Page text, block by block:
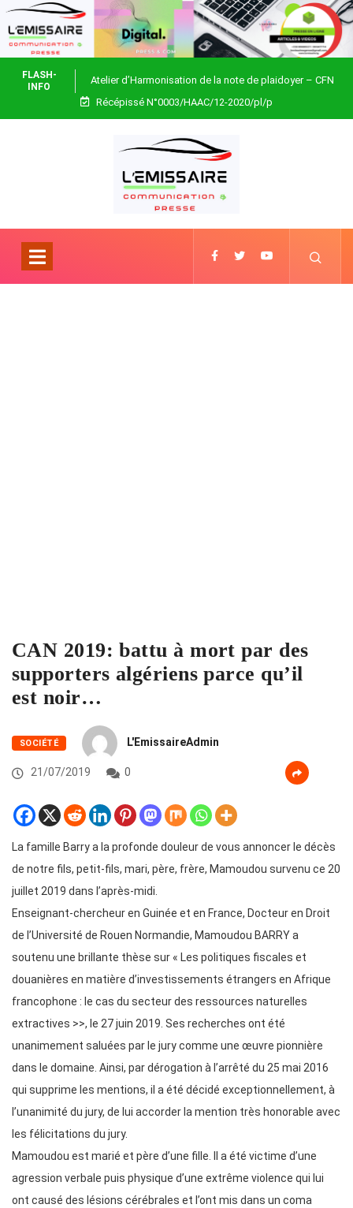
FLASH-
INFO
Atelier d’Harmonisation de la note de plaidoyer – CFN
Togo
Récépissé N°0003/HAAC/12-2020/pl/p
CAN 2019: battu à mort par des
supporters algériens parce qu’il
est noir…
SOCIÉTÉ L'EmissaireAdmin
21/07/2019 0
La famille Barry a la profonde douleur de vous annoncer le décès
de notre fils, petit-fils, mari, père, frère, Mamoudou survenu ce 20
juillet 2019 dans l’après-midi.
Enseignant-chercheur en Guinée et en France, Docteur en Droit
de l’Université de Rouen Normandie, Mamoudou BARRY a
soutenu une brillante thèse sur « Les politiques fiscales et
douanières en matière d’investissements étrangers en Afrique
francophone : le cas du secteur des ressources naturelles
extractives >>, le 27 juin 2019. Ses recherches ont été
unanimement saluées par le jury comme une œuvre pionnière
dans le domaine. Ainsi, par dérogation à l’arrêté du 25 mai 2016
qui supprime les mentions, il a été décidé exceptionnellement, à
l’unanimité du jury, de lui accorder la mention très honorable avec
les félicitations du jury.
Mamoudou est marié et père d’une fille. Il a été victime d’une
agression verbale puis physique d’une extrême violence qui lui
ont causé des lésions cérébrales et l’ont mis dans un coma